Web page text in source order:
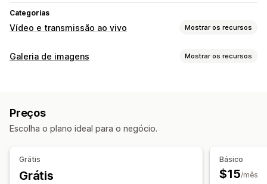
Categorias
Vídeo e transmissão ao vivo Mostrar os recursos
Gestão de vídeos
Personalização
Reprodutor de vídeo
Vídeos incorporados
Galeria de imagens Mostrar os recursos
UGC
Upload em massa
Redimensionamento de imagens
Preços
Escolha o plano ideal para o negócio.
Grátis
Grátis
Básico
$15/mês